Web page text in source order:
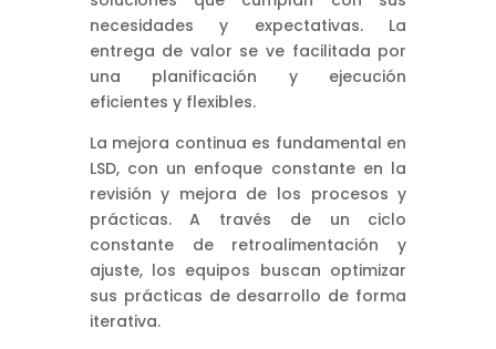
necesidades y expectativas. La
entrega de valor se ve facilitada por
una planificación y ejecución
eficientes y flexibles.
La mejora continua es fundamental en
LSD, con un enfoque constante en la
revisión y mejora de los procesos y
prácticas. A través de un ciclo
constante de retroalimentación y
ajuste, los equipos buscan optimizar
sus prácticas de desarrollo de forma
iterativa.